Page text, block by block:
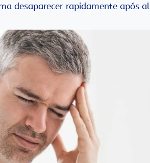
desaparecer rapidamente após